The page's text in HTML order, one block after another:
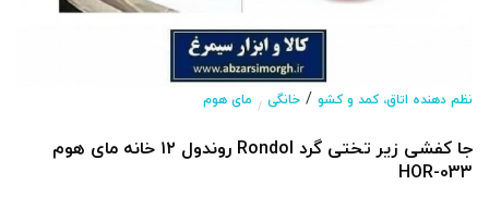
نظم دهنده اتاق، کمد و کشو / خانگی / مای هوم
جا کفشی زیر تختی گرد Rondol روندول ۱۲ خانه مای هوم
HOR-033